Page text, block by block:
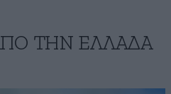
ΤΗΝ ΕΛΛΑΔΑ